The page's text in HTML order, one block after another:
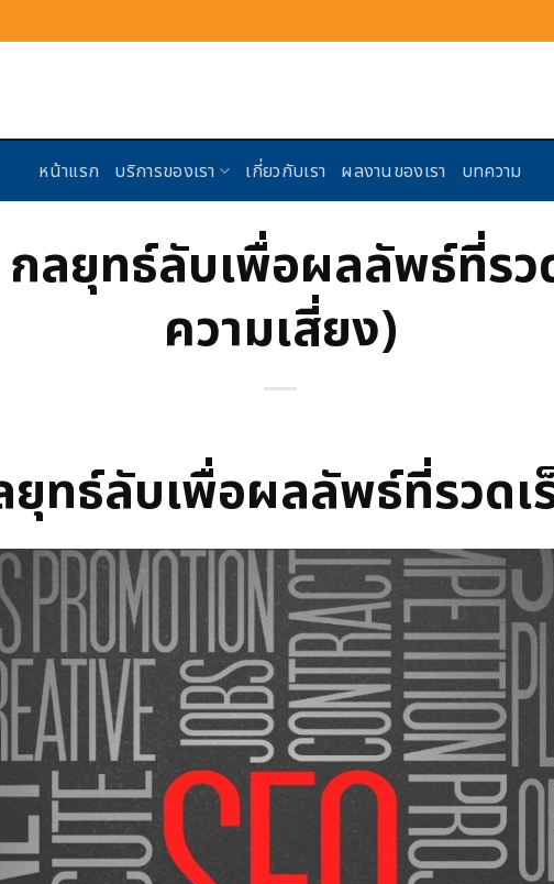
หน้าแรก บริการของเรา เกี่ยวกับเรา ผลงานของเรา บทความ
กลยุทธ์ลับเพื่อผลลัพธ์ที่ร
ความเสี่ยง)
ยุทธ์ลับเพื่อผลลัพธ์ที่รวดเ